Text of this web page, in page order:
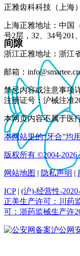
间隙
正雅齿科科技（上海
上海正雅地址：中国
号2层，32、34号201
浙江正雅地址：浙江
邮箱：info@smartee.cn
禁忌内容或注意事项
注册证号：沪械注准
本网页内容不属于医
本网站里的“牙合”均
版权所有 ©2004-
网站地图 | 隐私声明 |
ICP | (沪)-经营性-
正美生产许可：川药
可：浙药监械生产许
沪公网